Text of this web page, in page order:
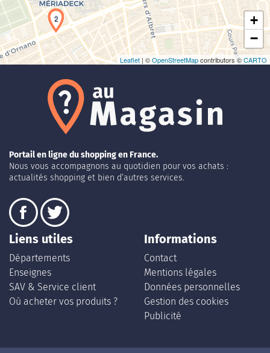
1
2
+
−
Leaflet | ©OpenStreetMapcontributors ©CARTO
Portail en ligne du shopping en France.
Nous vous accompagnons au quotidien pour vos achats :
actualités shopping et bien d’autres services.
Liens utiles
Départements
Enseignes
SAV & Service client
Où acheter vos produits ?
Informations
Contact
Mentions légales
Données personnelles
Gestion des cookies
Publicité